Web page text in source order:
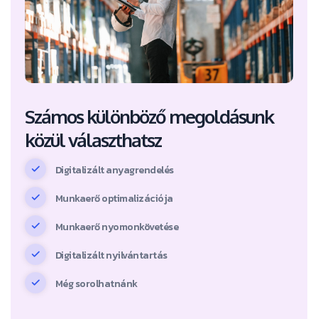
Számos különböző megoldásunk
közül választhatsz
Digitalizált anyagrendelés
Munkaerő optimalizációja
Munkaerő nyomonkövetése
Digitalizált nyilvántartás
Még sorolhatnánk